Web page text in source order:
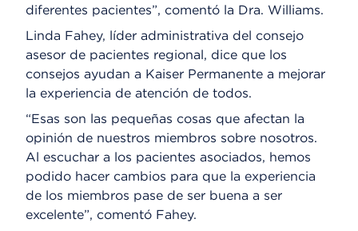
diferentes pacientes”, comentó la Dra. Williams.
Linda Fahey, líder administrativa del consejo
asesor de pacientes regional, dice que los
consejos ayudan a Kaiser Permanente a mejorar
la experiencia de atención de todos.
“Esas son las pequeñas cosas que afectan la
opinión de nuestros miembros sobre nosotros.
Al escuchar a los pacientes asociados, hemos
podido hacer cambios para que la experiencia
de los miembros pase de ser buena a ser
excelente”, comentó Fahey.